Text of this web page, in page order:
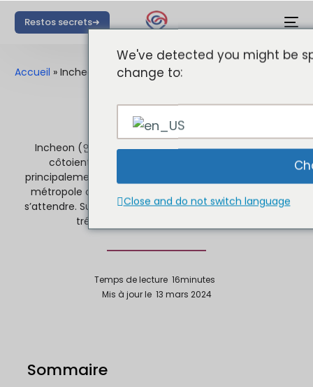
Restos secrets➜
Accueil »Incheon
Incheon
Incheon (인천),
la ville où modernité et histoire se
côtoient de manière spectaculaire. Connue
principalement pour son aéroport international, cette
métropole offre bien plus que ce à quoi on pourrait
s’attendre. Suivez-nous à la découverte d’Incheon, un
trésor caché de la Corée du Sud.
Temps de lecture 16minutes
Mis à jour le 13 mars 2024
Sommaire
We've detected you might be
change to:
Close and do not switch language